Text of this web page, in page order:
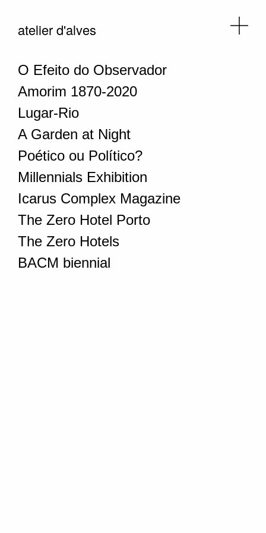
atelier d'alves
O Efeito do Observador
Amorim 1870-2020
Lugar-Rio
A Garden at Night
Poético ou Político?
Millennials Exhibition
Icarus Complex Magazine
The Zero Hotel Porto
The Zero Hotels
BACM biennial